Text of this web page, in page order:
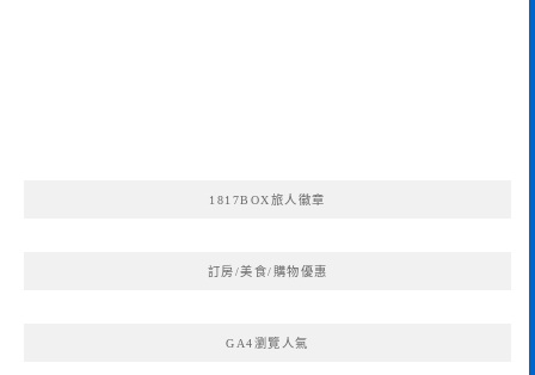
1817BOX旅人徽章
訂房/美食/購物優惠
GA4瀏覽人氣